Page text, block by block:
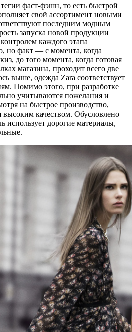
фаст-фэшн, то есть быстрой
свой ассортимент новыми
последним модным
запуска новой продукции
каждого этапа
но факт — с момента, когда
до того момента, когда готовая
магазина, проходит всего две
выше, одежда Zara соответствует
Помимо этого, при разработке
учитываются пожелания и
на быстрое производство,
высоким качеством. Обусловлено
использует дорогие материалы,